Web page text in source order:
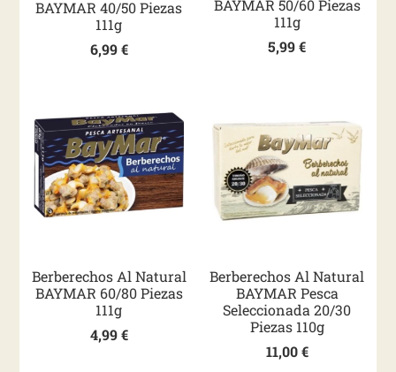
BAYMAR 40/50 Piezas
111g
6,99€
BAYMAR 50/60 Piezas
111g
5,99€
Berberechos Al Natural
BAYMAR 60/80 Piezas
111g
4,99€
Berberechos Al Natural
BAYMAR Pesca
Seleccionada 20/30
Piezas 110g
11,00€